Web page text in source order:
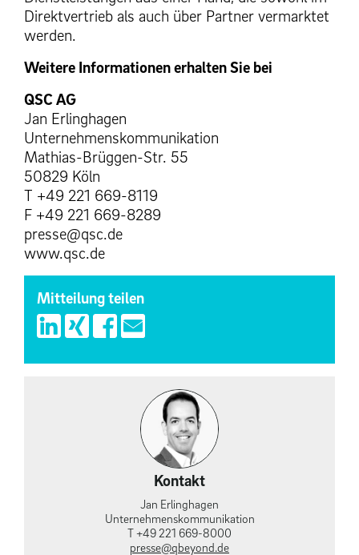
Direktvertrieb als auch über Partner vermarktet
werden.
Weitere Informationen erhalten Sie bei
QSC AG
Jan Erlinghagen
Unternehmenskommunikation
Mathias-Brüggen-Str. 55
50829 Köln
T +49 221 669-8119
F +49 221 669-8289
presse@qsc.de
www.qsc.de
Mitteilung teilen
Kontakt
Jan Erlinghagen
Unternehmens­kommunikation
T +49 221 669-8000
presse@qbeyond.de